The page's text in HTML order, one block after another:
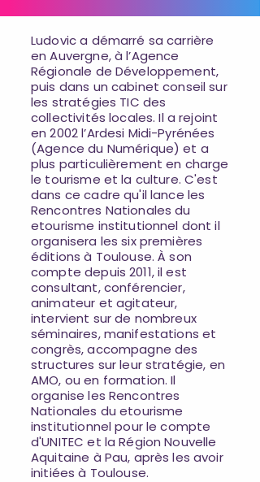
Ludovic a démarré sa carrière
en Auvergne, à l’Agence
Régionale de Développement,
puis dans un cabinet conseil sur
les stratégies TIC des
collectivités locales. Il a rejoint
en 2002 l’Ardesi Midi-Pyrénées
(Agence du Numérique) et a
plus particulièrement en charge
le tourisme et la culture. C'est
dans ce cadre qu'il lance les
Rencontres Nationales du
etourisme institutionnel dont il
organisera les six premières
éditions à Toulouse. À son
compte depuis 2011, il est
consultant, conférencier,
animateur et agitateur,
intervient sur de nombreux
séminaires, manifestations et
congrès, accompagne des
structures sur leur stratégie, en
AMO, ou en formation. Il
organise les Rencontres
Nationales du etourisme
institutionnel pour le compte
d'UNITEC et la Région Nouvelle
Aquitaine à Pau, après les avoir
initiées à Toulouse.